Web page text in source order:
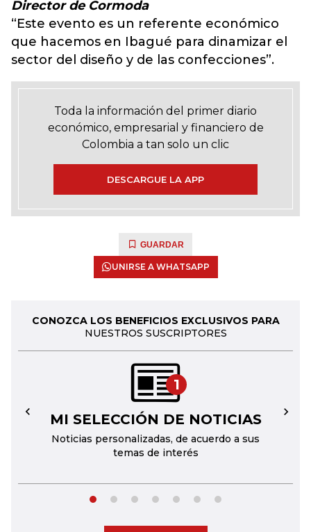
Director de Cormoda
“Este evento es un referente económico
que hacemos en Ibagué para dinamizar el
sector del diseño y de las confecciones”.
Toda la información del primer diario
económico, empresarial y financiero de
Colombia a tan solo un clic
DESCARGUE LA APP
GUARDAR
UNIRSE A WHATSAPP
CONOZCA LOS BENEFICIOS EXCLUSIVOS PARA
NUESTROS SUSCRIPTORES
1
MI SELECCIÓN DE NOTICIAS
Noticias personalizadas, de acuerdo a sus
temas de interés
← →